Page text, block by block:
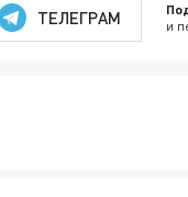
ТЕЛЕГРАМ и